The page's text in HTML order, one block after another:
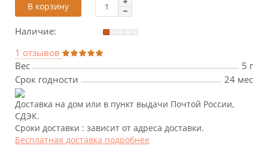
В корзину
Наличие:
1 отзывов
Вес
5 г
Срок годности
24 мес
Доставка на дом или в пункт выдачи Почтой России,
СДЭК.
Сроки доставки : зависит от адреса доставки.
Бесплатная доставка подробнее